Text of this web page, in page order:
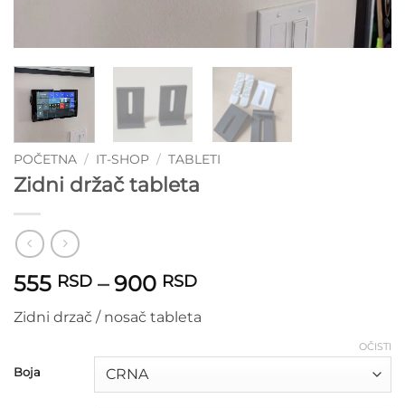
POČETNA / IT-SHOP / TABLETI
Zidni držač tableta
555 RSD – 900 RSDRaspon
od
900 RSD
Zidni drzač / nosač tableta
Boja
OČISTI